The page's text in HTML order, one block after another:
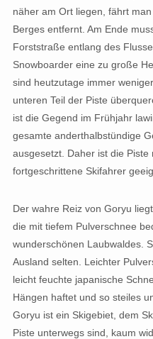
näher am Ort liegen, fährt
Berges entfernt. Am Ende
Forststraße entlang des
Snowboarder eine zu große
sind heutzutage immer
unteren Teil der Piste
ist die Gegend im Frühjahr
gesamte anderthalbstündige
ausgesetzt. Daher ist die Piste
fortgeschrittene Skifahrer
Der wahre Reiz von Goryu
die mit tiefem Pulverschnee
wunderschönen Laubwaldes.
Ausland selten. Leichter
leicht feuchte japanische
Hängen haftet und so steiles
Goryu ist ein Skigebiet, dem
Piste unterwegs sind, kaum